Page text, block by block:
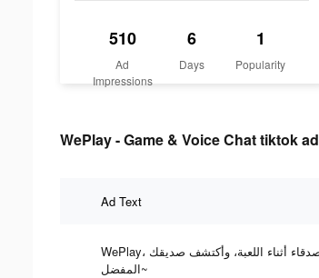
510
Ad
Impressions
6
Days
1
Popularity
WePlay - Game & Voice Chat tiktok
Ad Text
WePlay، تكوين الأصدقاء أثناء اللعبة، وأكتشف صديقك
المفضل~